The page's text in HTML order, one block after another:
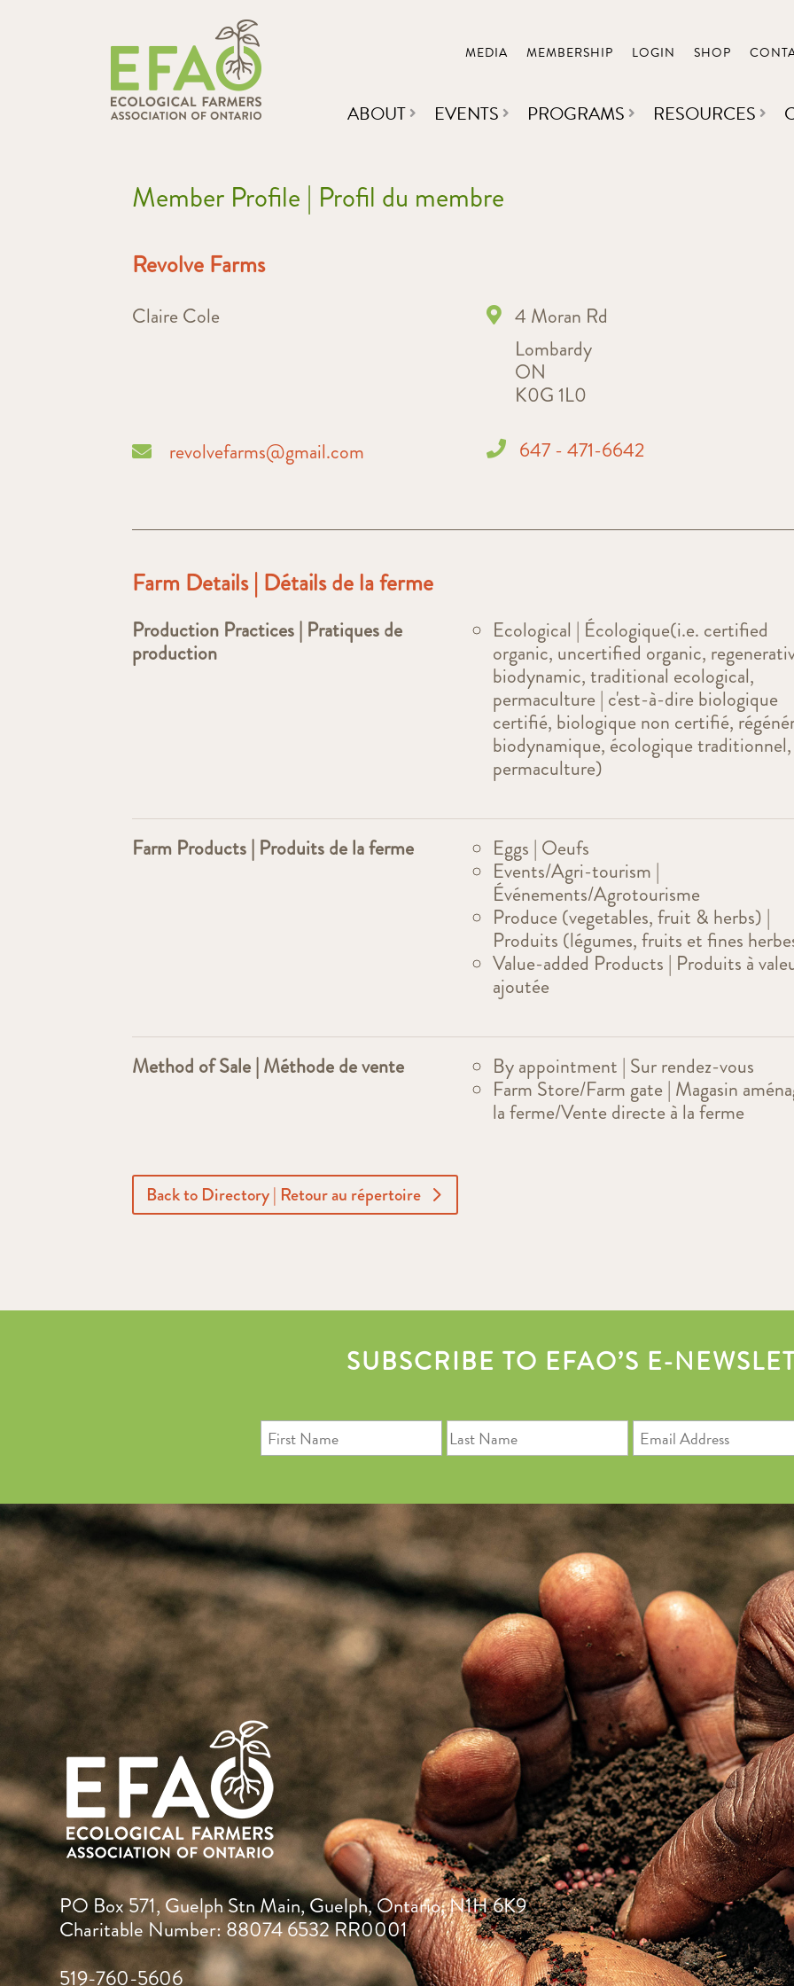
MEDIA MEMBERSHIP LOGIN SHOP
ABOUT EVENTS PROGRAMS RESOURCES
Member Profile | Profil du membre
Revolve Farms
Claire Cole
4 Moran Rd
Lombardy
ON
K0G 1L0
revolvefarms@gmail.com 647 - 471-6642
Farm Details | Détails de la ferme
Production Practices | Pratiques de
production
Ecological | Écologique(i.e. certified
organic, uncertified organic,
biodynamic, traditional ecological,
permaculture | c'est-à-dire biologique
certifié, biologique non certifié,
biodynamique, écologique traditionnel,
permaculture)
Farm Products | Produits de la ferme
Eggs | Oeufs
Events/Agri-tourism |
Événements/Agrotourisme
Produce (vegetables, fruit & herbs) |
Produits (légumes, fruits et fines
Value-added Products | Produits à
ajoutée
Method of Sale | Méthode de vente
By appointment | Sur rendez-vous
Farm Store/Farm gate | Magasin
la ferme/Vente directe à la ferme
Back to Directory | Retour au répertoire
SUBSCRIBE TO EFAO’S E-
PO Box 571, Guelph Stn Main, Guelph, Ontario, N1H 6K9
Charitable Number: 88074 6532 RR0001
519-760-5606